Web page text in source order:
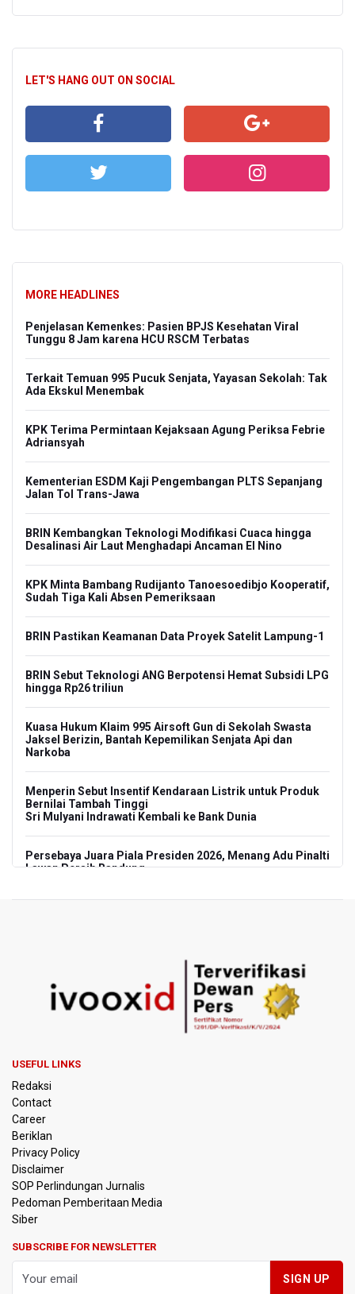
LET'S HANG OUT ON SOCIAL
MORE HEADLINES
Penjelasan Kemenkes: Pasien BPJS Kesehatan Viral
Tunggu 8 Jam karena HCU RSCM Terbatas
Terkait Temuan 995 Pucuk Senjata, Yayasan Sekolah: Tak
Ada Ekskul Menembak
KPK Terima Permintaan Kejaksaan Agung Periksa Febrie
Adriansyah
Kementerian ESDM Kaji Pengembangan PLTS Sepanjang
Jalan Tol Trans-Jawa
BRIN Kembangkan Teknologi Modifikasi Cuaca hingga
Desalinasi Air Laut Menghadapi Ancaman El Nino
KPK Minta Bambang Rudijanto Tanoesoedibjo Kooperatif,
Sudah Tiga Kali Absen Pemeriksaan
BRIN Pastikan Keamanan Data Proyek Satelit Lampung-1
BRIN Sebut Teknologi ANG Berpotensi Hemat Subsidi LPG
hingga Rp26 triliun
Kuasa Hukum Klaim 995 Airsoft Gun di Sekolah Swasta
Jaksel Berizin, Bantah Kepemilikan Senjata Api dan
Narkoba
Menperin Sebut Insentif Kendaraan Listrik untuk Produk
Bernilai Tambah Tinggi
Sri Mulyani Indrawati Kembali ke Bank Dunia
Persebaya Juara Piala Presiden 2026, Menang Adu Pinalti
Lawan Persib Bandung
KKI Sebut Ada 10 Nakes Diduga Beri Komentar Nirempati
pada Unggahan Pasien BPJS Kesehatan
Libya
Polisi Selidiki Temuan Senjata Api di Yayasan Sekolah
Swasta di Jaksel
995 Senjata Api Ditemukan di Sekolah Swasta di Pondok
Pinang, Jakarta Selatan
Pemerintah Gelar Operasi Modifikasi Cuaca Percepat
Pemadaman Karhutla Gunung Bromo
Kemenkeu Ambil Alih 60 Persen Saham KCIC
USEFUL LINKS
Redaksi
Contact
Career
Beriklan
Privacy Policy
Disclaimer
SOP Perlindungan Jurnalis
Pedoman Pemberitaan Media
Siber
SUBSCRIBE FOR NEWSLETTER